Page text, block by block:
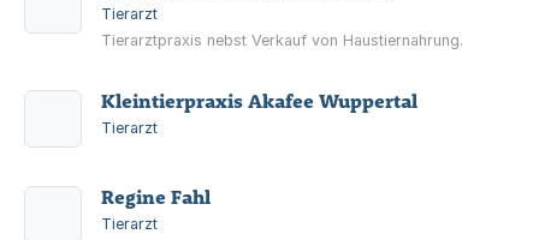
Tierarzt
Tierarztpraxis nebst Verkauf von Haustiernahrung.
Kleintierpraxis Akafee Wuppertal
Tierarzt
Regine Fahl
Tierarzt